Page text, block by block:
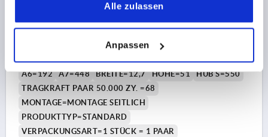
Alle zulassen
Anpassen
Fp=68, STAHL VERZINKT, MONTAGE SEITLICH, 1 STÜCK
LÄNGE=550 A=35 A1=128 A2=224 A3=352
A4=448
A6=192
A7=448 BREITE=12,7 HÖHE=51
HUB S=550
TRAGKRAFT PAAR 50.000 ZY. =68
MONTAGE=MONTAGE SEITLICH
PRODUKTTYP=STANDARD
VERPACKUNGSART=1 STÜCK = 1 PAAR